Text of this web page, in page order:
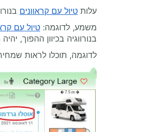
עלות טיול עם קראוונים
משמע, לדוגמה: טיול עם
בנורווגיה בכיוון ההפוך,
לדוגמה, תוכלו לראות